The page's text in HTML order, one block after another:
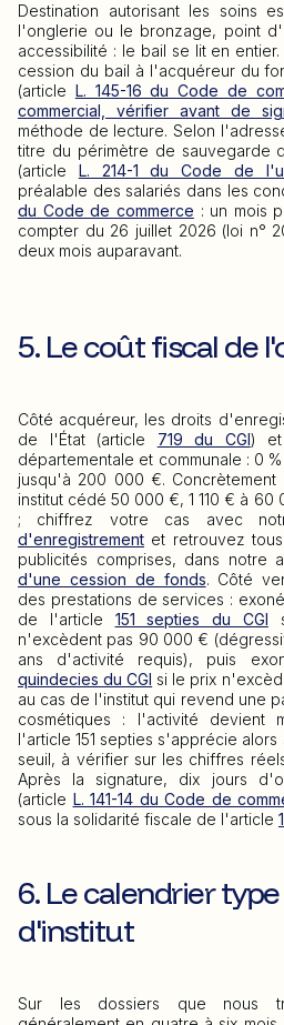
Destination autorisant les soins
l'onglerie ou le bronzage, point
accessibilité : le bail se lit en
cession du bail à l'acquéreur du
(article L. 145-16 du Code de
commercial, vérifier avant de
méthode de lecture. Selon
titre du périmètre de sauvegarde
(article L. 214-1 du Code de
préalable des salariés dans les
du Code de commerce : un mois
compter du 26 juillet 2026 (loi n°
deux mois auparavant.
5. Le coût fiscal de
Côté acquéreur, les droits
de l'État (article 719 du CGI) et
départementale et communale : 0
jusqu'à 200 000 €.
institut cédé 50 000 €, 1 110 € à
; chiffrez votre cas avec
d'enregistrement et retrouvez
publicités comprises, dans notre
d'une cession de fonds. Côté
des prestations de services :
de l'article 151 septies du CGI
n'excèdent pas 90 000 €
ans d'activité requis), puis
quindecies du CGI si le prix
au cas de l'institut qui revend une
cosmétiques : l'activité devient
l'article 151 septies s'apprécie
seuil, à vérifier sur les chiffres
Après la signature, dix jours
(article L. 141-14 du Code de
sous la solidarité fiscale de l'article
6. Le calendrier
d'institut
Sur les dossiers que nous